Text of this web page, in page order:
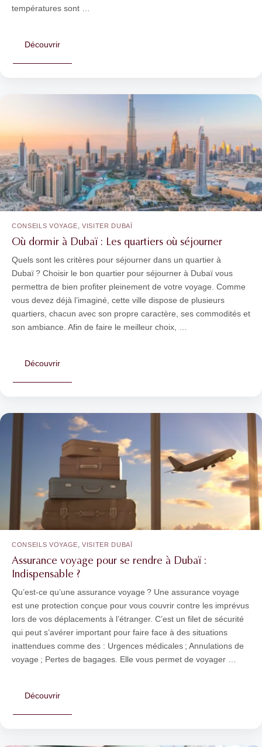
températures sont …
Découvrir
Où dormir à Dubaï : Les quartiers où séjourner
Quels sont les critères pour séjourner dans un quartier à
Dubaï ? Choisir le bon quartier pour séjourner à Dubaï vous
permettra de bien profiter pleinement de votre voyage. Comme
vous devez déjà l’imaginé, cette ville dispose de plusieurs
quartiers, chacun avec son propre caractère, ses commodités et
son ambiance. Afin de faire le meilleur choix, …
Découvrir
CONSEILS VOYAGE,VISITER DUBAÏ
Assurance voyage pour se rendre à Dubaï :
Indispensable ?
Qu’est-ce qu’une assurance voyage ? Une assurance voyage
est une protection conçue pour vous couvrir contre les imprévus
lors de vos déplacements à l’étranger. C’est un filet de sécurité
qui peut s’avérer important pour faire face à des situations
inattendues comme des : Urgences médicales ; Annulations de
voyage ; Pertes de bagages. Elle vous permet de voyager …
Découvrir
CONSEILS VOYAGE,VISITER DUBAÏ